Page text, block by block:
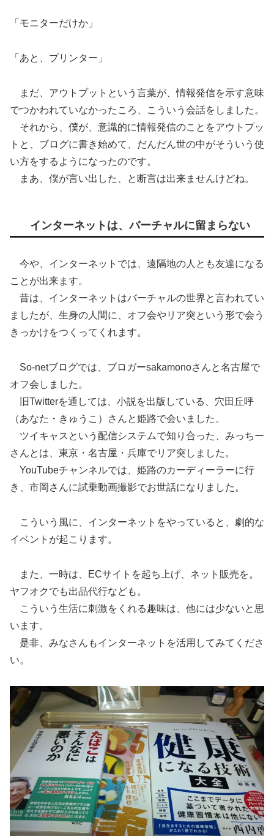
「モニターだけか」
「あと、プリンター」
まだ、アウトプットという言葉が、情報発信を示す意味
でつかわれていなかったころ、こういう会話をしました。
それから、僕が、意識的に情報発信のことをアウトプッ
トと、ブログに書き始めて、だんだん世の中がそういう使
い方をするようになったのです。
まあ、僕が言い出した、と断言は出来ませんけどね。
インターネットは、バーチャルに留まらない
今や、インターネットでは、遠隔地の人とも友達になる
ことが出来ます。
昔は、インターネットはバーチャルの世界と言われてい
ましたが、生身の人間に、オフ会やリア突という形で会う
きっかけをつくってくれます。
So-netブログでは、ブロガーsakamonoさんと名古屋で
オフ会しました。
旧Twitterを通しては、小説を出版している、穴田丘呼
（あなた・きゅうこ）さんと姫路で会いました。
ツイキャスという配信システムで知り合った、みっちー
さんとは、東京・名古屋・兵庫でリア突しました。
YouTubeチャンネルでは、姫路のカーディーラーに行
き、市岡さんに試乗動画撮影でお世話になりました。
こういう風に、インターネットをやっていると、劇的な
イベントが起こります。
また、一時は、ECサイトを起ち上げ、ネット販売を。
ヤフオクでも出品代行なども。
こういう生活に刺激をくれる趣味は、他には少ないと思
います。
是非、みなさんもインターネットを活用してみてくださ
い。